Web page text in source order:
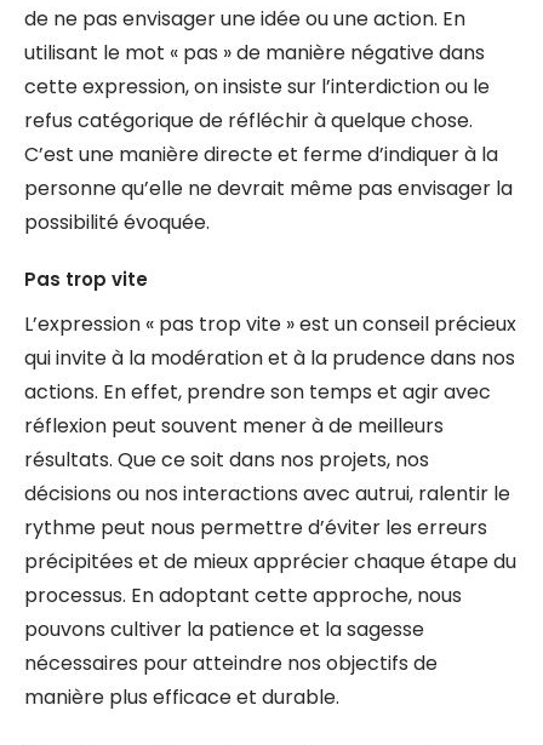
de ne pas envisager une idée ou une action. En
utilisant le mot « pas » de manière négative dans
cette expression, on insiste sur l’interdiction ou le
refus catégorique de réfléchir à quelque chose.
C’est une manière directe et ferme d’indiquer à la
personne qu’elle ne devrait même pas envisager la
possibilité évoquée.
Pas trop vite
L’expression « pas trop vite » est un conseil précieux
qui invite à la modération et à la prudence dans nos
actions. En effet, prendre son temps et agir avec
réflexion peut souvent mener à de meilleurs
résultats. Que ce soit dans nos projets, nos
décisions ou nos interactions avec autrui, ralentir le
rythme peut nous permettre d’éviter les erreurs
précipitées et de mieux apprécier chaque étape du
processus. En adoptant cette approche, nous
pouvons cultiver la patience et la sagesse
nécessaires pour atteindre nos objectifs de
manière plus efficace et durable.